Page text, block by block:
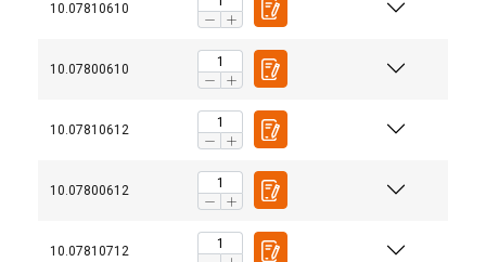
10.07810610
10.07800610
10.07810612
10.07800612
10.07810712